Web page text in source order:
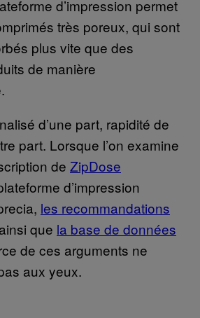
d’impression permet
très poreux, qui sont
plus vite que des
de manière
d’une part, rapidité de
part. Lorsque l’on examine
de ZipDose
d’impression
les recommandations
ainsi que la base de données
de ces arguments ne
aux yeux.